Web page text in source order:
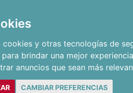
y otras tecnologías de
para brindar una mejor
anuncios que sean más
CAMBIAR PREFERENCIAS